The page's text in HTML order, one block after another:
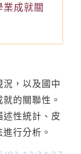
成就關
，以及國中
的關聯性。
性統計、皮
行分析。